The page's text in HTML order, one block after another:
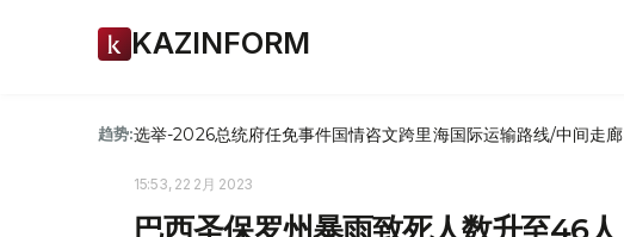
KAZINFORM
趋势:选举-2026总统府任免事件国情咨文跨里海国际运输路线/中间走廊
15:53, 22 2月 2023